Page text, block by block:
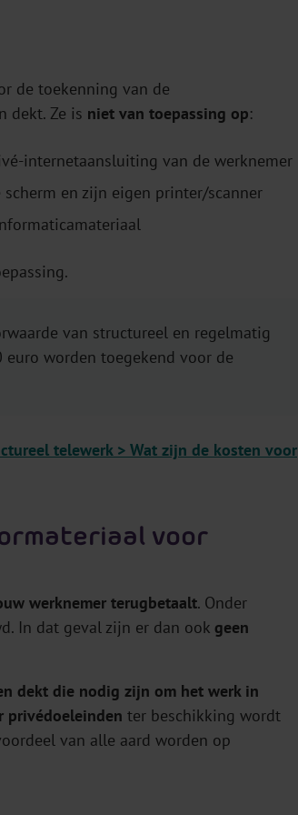
de toekenning van de
dekt. Ze is niet van toepassing op:
internetaansluiting van de werknemer
en zijn eigen printer/scanner
van structureel en regelmatig
worden toegekend voor de
telewerk > Wat zijn de kosten voor
voor
werknemer terugbetaalt. Onder
In dat geval zijn er dan ook geen
dekt die nodig zijn om het werk in
privédoeleinden ter beschikking wordt
van alle aard worden op